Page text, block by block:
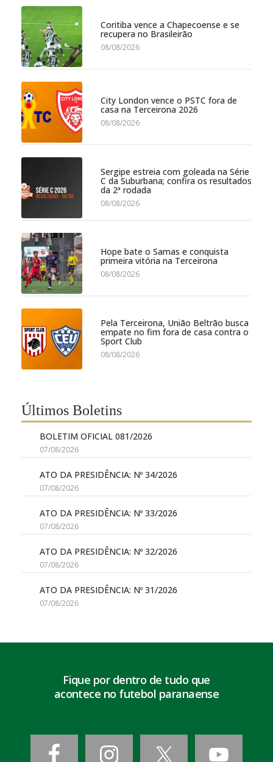
Coritiba vence a Chapecoense e se
recupera no Brasileirão
08/08/2026
City London vence o PSTC fora de
casa na Terceirona 2026
08/08/2026
Sergipe estreia com goleada na Série
C da Suburbana; confira os resultados
da 2ª rodada
08/08/2026
Hope bate o Samas e conquista
primeira vitória na Terceirona
08/08/2026
Pela Terceirona, União Beltrão busca
empate no fim fora de casa contra o
Sport Club
08/08/2026
Últimos Boletins
BOLETIM OFICIAL 081/2026
07/08/2026
ATO DA PRESIDÊNCIA: Nº 34/2026
07/08/2026
ATO DA PRESIDÊNCIA: Nº 33/2026
07/08/2026
ATO DA PRESIDÊNCIA: Nº 32/2026
07/08/2026
ATO DA PRESIDÊNCIA: Nº 31/2026
07/08/2026
Fique por dentro de tudo que
acontece no futebol paranaense